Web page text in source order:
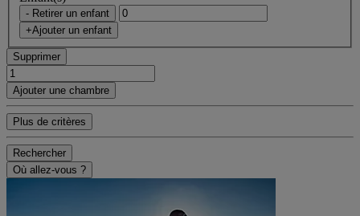
- Retirer un enfant
+Ajouter un enfant
Supprimer
Ajouter une chambre
Plus de critères
Rechercher
Où allez-vous ?